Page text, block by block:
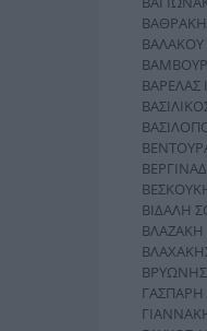
ΒΑΛΑΚΟΥ
ΒΙΔΑΛΗ
ΒΛΑΖΑΚΗ